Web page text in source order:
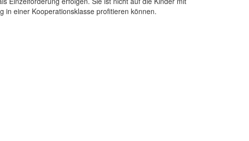
einer Kooperationsklasse profitieren können.